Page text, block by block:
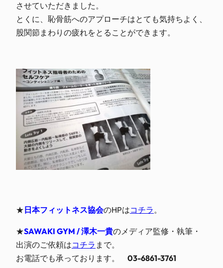
させていただきました。
とくに、恥骨筋へのアプローチはとても気持ちよく、
股関節まわりの疲れをとることができます。
★ 日本フィットネス協会のHPはコチラ。
★SAWAKI GYM / 澤木一貴のメディア監修・執筆・
出演のご依頼はコチラ まで。
お電話でも承っております。 03-6861-3761